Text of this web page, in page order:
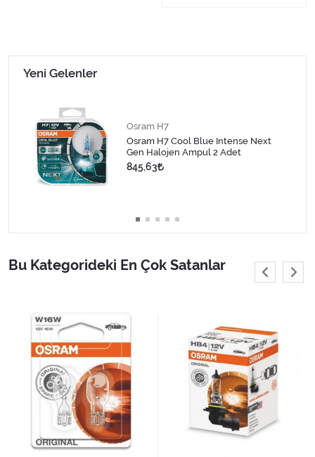
Yeni Gelenler
Osram H7
Osram H7 Cool Blue Intense Next
Gen Halojen Ampul 2 Adet
845,63
Bu Kategorideki En Çok Satanlar